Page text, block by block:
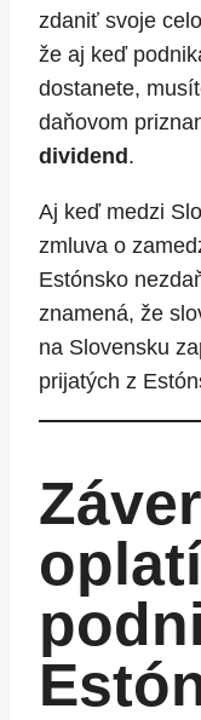
zdaniť svoje
že aj keď
dostanete,
daňovom
dividend .
Aj keď medzi
zmluva o
Estónsko
znamená, že
na Slovensku
prijatých z
oplatí